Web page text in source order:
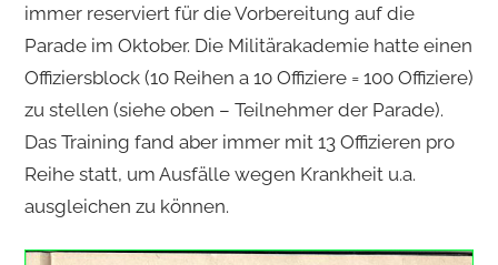
immer reserviert für die Vorbereitung auf die
Parade im Oktober. Die Militärakademie hatte einen
Offiziersblock (10 Reihen a 10 Offiziere = 100 Offiziere)
zu stellen (siehe oben – Teilnehmer der Parade).
Das Training fand aber immer mit 13 Offizieren pro
Reihe statt, um Ausfälle wegen Krankheit u.a.
ausgleichen zu können.